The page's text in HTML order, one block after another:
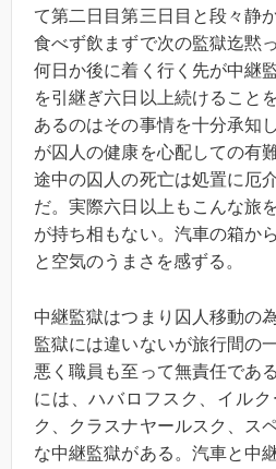
て第二日目第三日目と段々静
食べず飲まずで次の監獄迄黙
何日か後に着く行く先が中継
を引継ぎ六日以上続けること
あるのはその事情を十分承知
が囚人の健康を心配しての有
途中の囚人の死亡は処置に厄
だ。実際六日以上もこんな旅
が持ち相もない。汽車の箱か
と空気のうまさを感ずる。
中継監獄はつまり囚人移動の
監獄には違いないが旅行間の
悪く職員も至って無責任であ
には、ハバロフスク、イル
ク、クラスナヤールスク、ス
な中継監獄がある。汽車と中